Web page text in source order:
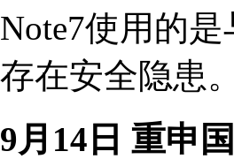
Note7使用的
存在安全隐患。
9月14日 重申